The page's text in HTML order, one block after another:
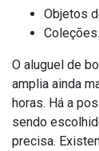
Objetos
Coleções.
O aluguel de
amplia ainda
horas. Há a
sendo
precisa.